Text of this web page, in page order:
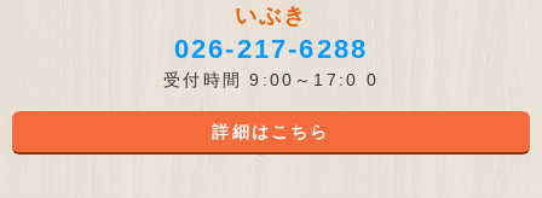
いぶき
026-217-6288
受付時間 9:00～17:0 0
詳細はこちら